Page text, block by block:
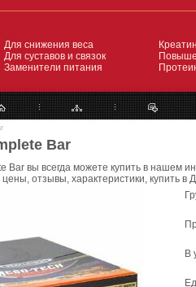
Для снижения веса
Для суставов и связок
Заменители питания
Креатин
Bar
Bar вы всегда можете купить в нашем
отзывы, характеристики, купить в
В